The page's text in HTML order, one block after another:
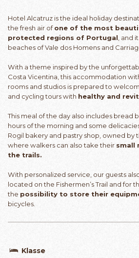
Hotel Alcatruz is the ideal holiday
the fresh air ofone of the most
protected regions of Portugal , and
beaches of Vale dos Homens and
With a theme inspired by the
Costa Vicentina, this accommodation
rooms and studios is prepared to
and cycling tours with healthy and
This meal of the day also includes bread
hours of the morning and some
Rogil bakery and pastry shop, owned by
where walkers can also take their small
the trails.
With personalized service, our guests
located on the Fishermen’s Trail and for
the possibility to store their
bicycles.
Klasse